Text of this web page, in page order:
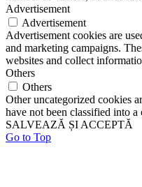
Advertisement
Advertisement
Advertisement cookies are
and marketing campaigns.
websites and collect
Others
Others
Other uncategorized cookies
have not been classified into a
SALVEAZĂ ȘI ACCEPTĂ
Go to Top